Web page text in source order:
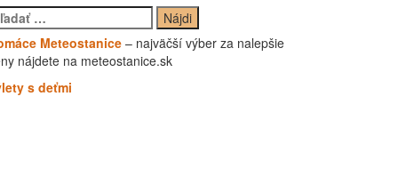
Meteostanice – najväčší výber za nalepšie
nájdete na meteostanice.sk
s deťmi